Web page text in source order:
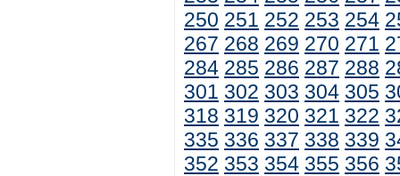
250 251 252 253 254
267 268 269 270 271
284 285 286 287 288
301 302 303 304 305
318 319 320 321 322
335 336 337 338 339
352 353 354 355 356